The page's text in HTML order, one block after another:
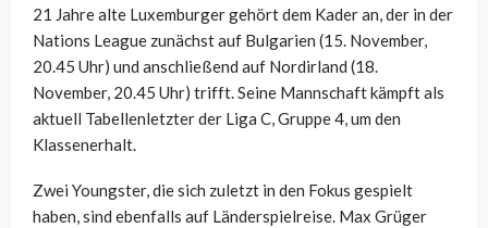
21 Jahre alte Luxemburger gehört dem Kader an, der in der
Nations League zunächst auf Bulgarien (15. November,
20.45 Uhr) und anschließend auf Nordirland (18.
November, 20.45 Uhr) trifft. Seine Mannschaft kämpft als
aktuell Tabellenletzter der Liga C, Gruppe 4, um den
Klassenerhalt.
Zwei Youngster, die sich zuletzt in den Fokus gespielt
haben, sind ebenfalls auf Länderspielreise. Max Grüger